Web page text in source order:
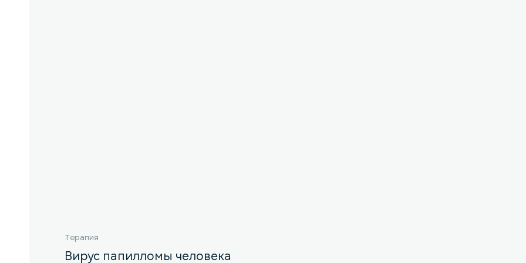
Терапия
Вирус папилломы человека